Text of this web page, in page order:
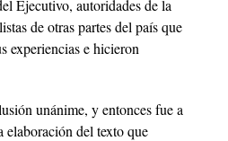
Ejecutivo, autoridades de la
de otras partes del país que
experiencias e hicieron
unánime, y entonces fue a
elaboración del texto que